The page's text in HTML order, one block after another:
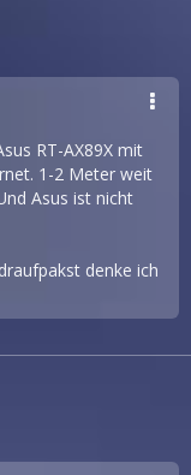
RT-AX89X mit
1-2 Meter weit
Asus ist nicht
denke ich